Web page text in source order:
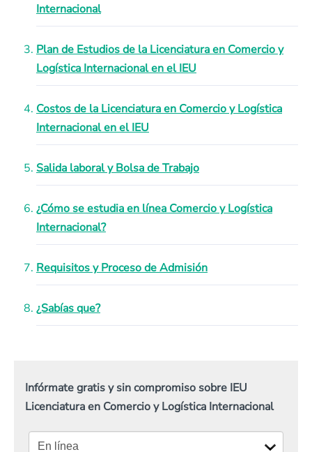
Internacional
Plan de Estudios de la Licenciatura en Comercio y
Logística Internacional en el IEU
Costos de la Licenciatura en Comercio y Logística
Internacional en el IEU
Salida laboral y Bolsa de Trabajo
¿Cómo se estudia en línea Comercio y Logística
Internacional?
Requisitos y Proceso de Admisión
¿Sabías que?
Infórmate gratis y sin compromiso sobre IEU
Licenciatura en Comercio y Logística Internacional